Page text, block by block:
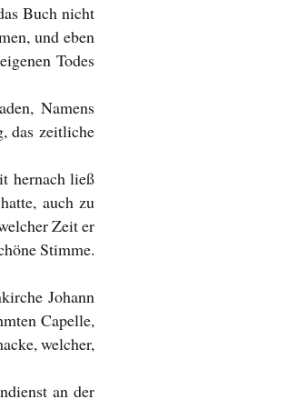
Buch nicht
und eben
Todes
Namens
das zeitliche
hernach ließ
auch zu
Zeit er
Stimme.
Johann
Capelle,
welcher,
an der